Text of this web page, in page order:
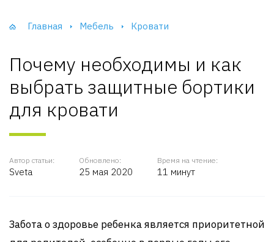
Главная Мебель Кровати
Почему необходимы и как
выбрать защитные бортики
для кровати
Автор статьи:
Sveta
Обновлено:
25 мая 2020
Время на чтение:
11 минут
Забота о здоровье ребенка является приоритетной